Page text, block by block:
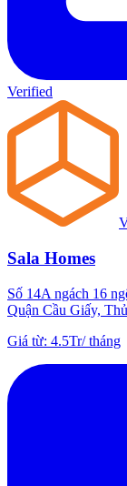
Verified
Sala Homes
Số 14A ngách 16
Quận Cầu Giấy,
Giá từ: 4.5Tr/tháng